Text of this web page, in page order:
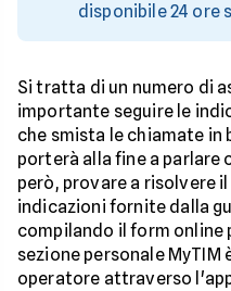
disponibile 24 ore
Si tratta di un numero di
importante seguire le
che smista le chiamate in
porterà alla fine a parlare
però, provare a risolvere
indicazioni fornite dalla
compilando il form online
sezione personale MyTIM
operatore attraverso